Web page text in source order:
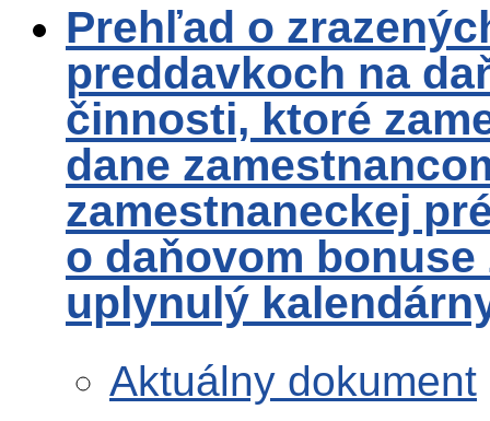
Prehľad o
preddavkoch na
činnosti, ktoré
dane
zamestnaneckej
o daňovom
uplynulý
Aktuálny dokument